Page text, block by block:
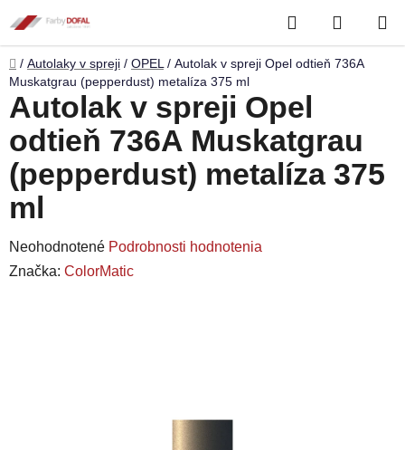
na
obsah
Hľadať
KOŠÍK
Domov
/ Autolaky v spreji / OPEL / Autolak v spreji Opel odtieň 736A
Muskatgrau (pepperdust) metalíza 375 ml
Autolak v spreji Opel
odtieň 736A Muskatgrau
(pepperdust) metalíza 375
ml
Priemerné
hodnotenie
Neohodnotené Podrobnosti hodnotenia
Značka: ColorMatic